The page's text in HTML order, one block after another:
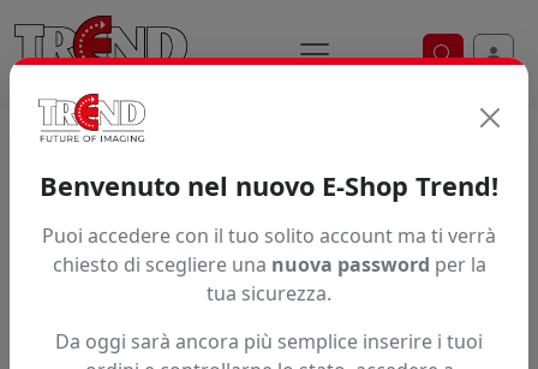
Ricerca
Articolo non trovato.
Benvenuto nel nuovo E-Shop Trend!
Puoi accedere con il tuo solito account ma ti verrà
chiesto di scegliere una nuova password per la
tua sicurezza.
Da oggi sarà ancora più semplice inserire i tuoi